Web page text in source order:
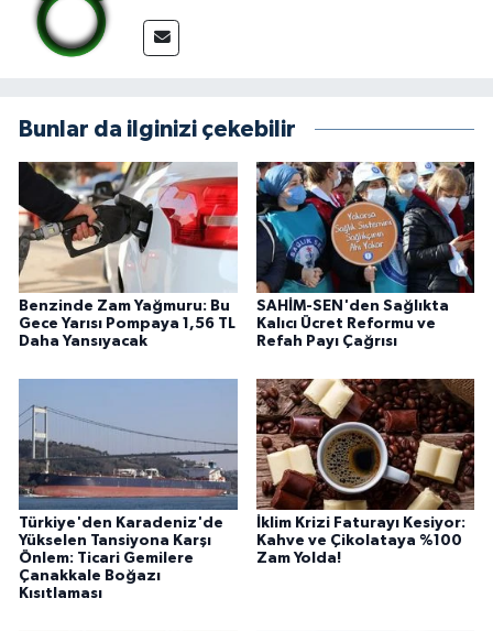
Bunlar da ilginizi çekebilir
Benzinde Zam Yağmuru: Bu
Gece Yarısı Pompaya 1,56 TL
Daha Yansıyacak
SAHİM-SEN'den Sağlıkta
Kalıcı Ücret Reformu ve
Refah Payı Çağrısı
Türkiye'den Karadeniz'de
Yükselen Tansiyona Karşı
Önlem: Ticari Gemilere
Çanakkale Boğazı
Kısıtlaması
İklim Krizi Faturayı Kesiyor:
Kahve ve Çikolataya %100
Zam Yolda!